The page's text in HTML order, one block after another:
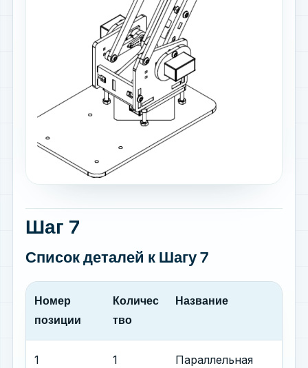
Шаг 7
Список деталей к Шагу 7
Номер
позиции
Количес
тво
Название
1 1
Параллельная